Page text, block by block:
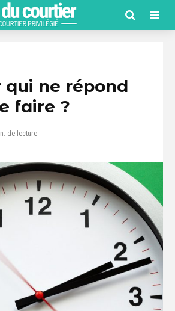
qui ne répond
faire ?
de lecture